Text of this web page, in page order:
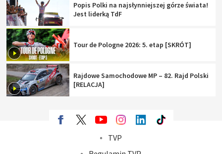
Popis Polki na najsłynniejszej górze świata!
Jest liderką TdF
Tour de Pologne 2026: 5. etap [SKRÓT]
Rajdowe Samochodowe MP – 82. Rajd Polski
[RELACJA]
TVP